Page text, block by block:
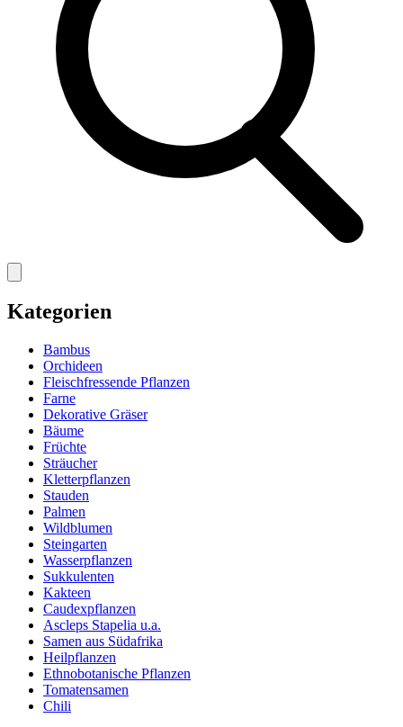
Kategorien
Bambus
Orchideen
Fleischfressende Pflanzen
Farne
Dekorative Gräser
Bäume
Früchte
Sträucher
Kletterpflanzen
Stauden
Palmen
Wildblumen
Steingarten
Wasserpflanzen
Sukkulenten
Kakteen
Caudexpflanzen
Ascleps Stapelia u.a.
Samen aus Südafrika
Heilpflanzen
Ethnobotanische Pflanzen
Tomatensamen
Chili